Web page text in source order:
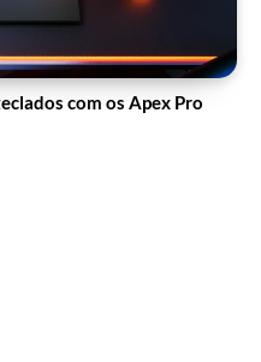
com os Apex Pro